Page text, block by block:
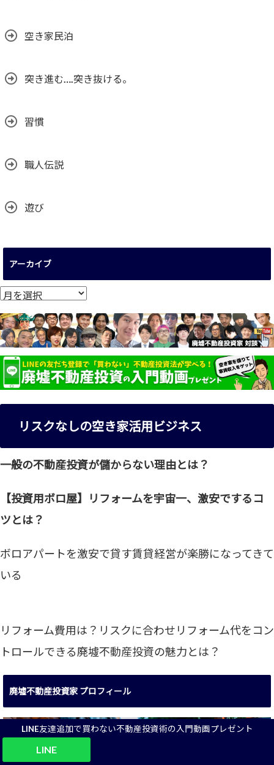
LINE友達追加で買わない不動産投資術の入門動画プレゼント
LINE
空き家民泊
突き進む….突き抜ける。
習慣
職人伝説
遊び
アーカイブ
ア
カ
イ
リスクなしの空き家活用ビジネス
一般の不動産投資が儲からない理由とは？
【投資用ボロ屋】リフォームを宇宙一、激安でするコ
ツとは？
ボロアパートを激安で貸す賃貸経営が楽勝になってきて
いる
リフォーム費用は？リスクに合わせリフォーム代をコン
トロールできる廃墟不動産投資の魅力とは？
廃墟不動産投資家 プロフィール